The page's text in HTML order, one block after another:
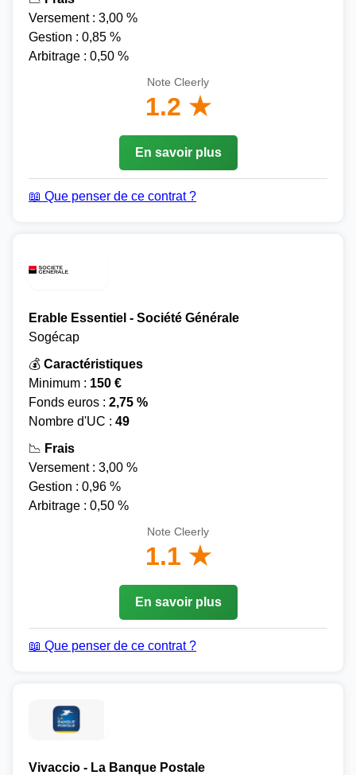
Versement : 3,00 %
Gestion : 0,85 %
Arbitrage : 0,50 %
Note Cleerly
1.2 ★
En savoir plus
📖 Que penser de ce contrat ?
Erable Essentiel - Société Générale
Sogécap
💰 Caractéristiques
Minimum : 150 €
Fonds euros : 2,75 %
Nombre d'UC : 49
📉 Frais
Versement : 3,00 %
Gestion : 0,96 %
Arbitrage : 0,50 %
Note Cleerly
1.1 ★
En savoir plus
📖 Que penser de ce contrat ?
Vivaccio - La Banque Postale